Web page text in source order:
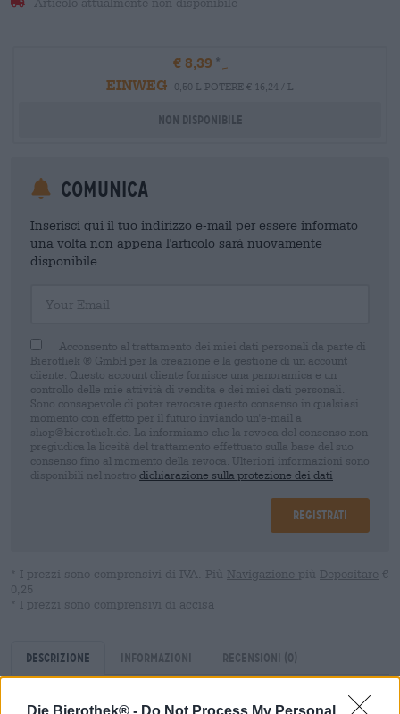
Die Bierothek® - Do Not Process My Personal
Articolo attualmente non disponibile
€ 8,39
EINWEG
0,50 L POTERE € 16,24 / L
Non disponibile
Comunica
Inserisci qui il tuo indirizzo e-mail per essere informato
una volta non appena l'articolo sarà nuovamente
disponibile.
Acconsento al trattamento dei miei dati personali da parte di
Bierothek ® GmbH per la creazione e la gestione di un account
cliente. Questo account cliente fornisce una panoramica e un
controllo delle mie attività di vendita e dei miei dati personali.
Sono consapevole di poter revocare questo consenso in qualsiasi
momento con effetto per il futuro inviando un'e-mail a
shop@bierothek.de. La informiamo che la revoca del consenso non
pregiudica la liceità del trattamento effettuato sulla base del suo
consenso fino al momento della revoca. Ulteriori informazioni sono
disponibili nel nostro dichiarazione sulla protezione dei dati
Registrati
* I prezzi sono comprensivi di IVA. Più Navigazione più Depositare €
0,25
* I prezzi sono comprensivi di accisa
Descrizione Informazioni Recensioni (0)